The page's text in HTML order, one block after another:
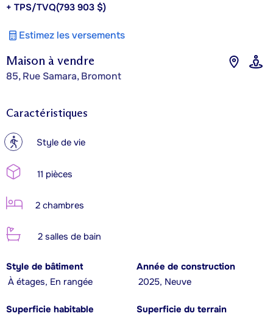
Maison à vendre
85, Rue Samara, Bromont
+ TPS/TVQ(793 903 $)
Estimez les versements
Caractéristiques
? Style de vie
11 pièces
2 chambres
2 salles de bain
Style de bâtiment
À étages, En rangée
Année de construction
2025, Neuve
Superficie habitable
Superficie du terrain